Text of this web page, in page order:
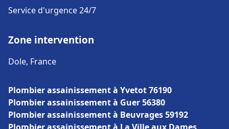
Service d'urgence 24/7
Zone intervention
Dole, France
Plombier assainissement à Yvetot 76190
Plombier assainissement à Guer 56380
Plombier assainissement à Beuvrages 59192